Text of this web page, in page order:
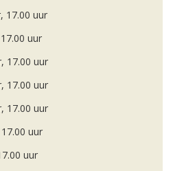
17.00 uur
uur
17.00 uur
17.00 uur
17.00 uur
uur
uur